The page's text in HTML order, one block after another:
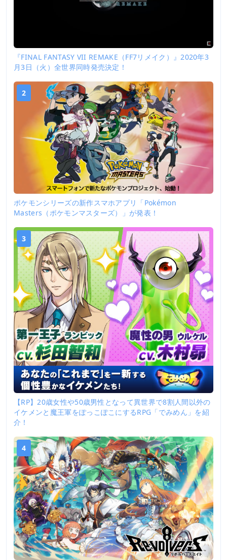
『FINAL FANTASY VII REMAKE（FF7リメイク）』2020年3
月3日（火）全世界同時発売決定！
2
ポケモンシリーズの新作スマホアプリ「Pokémon
Masters（ポケモンマスターズ）」が発表！
3
【RP】20歳女性や50歳男性となって異世界で8割人間以外の
イケメンと魔王軍をぽっこぽこにするRPG「でみめん」を紹
介！
4